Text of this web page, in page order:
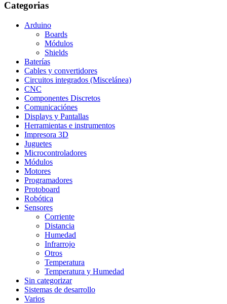
Categorias
Arduino
Boards
Módulos
Shields
Baterías
Cables y convertidores
Circuitos integrados (Miscelánea)
CNC
Componentes Discretos
Comunicaciónes
Displays y Pantallas
Herramientas e instrumentos
Impresora 3D
Juguetes
Microcontroladores
Módulos
Motores
Programadores
Protoboard
Robótica
Sensores
Corriente
Distancia
Humedad
Infrarrojo
Otros
Temperatura
Temperatura y Humedad
Sin categorizar
Sistemas de desarrollo
Varios